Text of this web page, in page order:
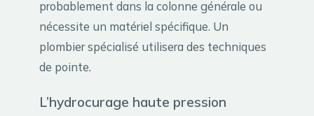
probablement dans la colonne générale ou
nécessite un matériel spécifique. Un
plombier spécialisé utilisera des techniques
de pointe.
L’hydrocurage haute pression